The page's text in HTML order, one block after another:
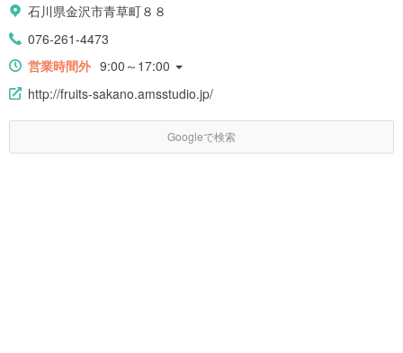
石川県金沢市青草町８８
076-261-4473
営業時間外 9:00～17:00
http://fruits-sakano.amsstudio.jp/
Googleで検索